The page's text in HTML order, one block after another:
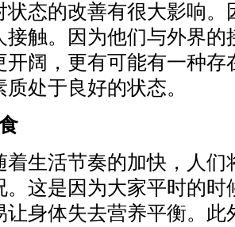
的改善有很大影响。
接触。因为他们与外界的
开阔，更有可能有一种存
质处于良好的状态。
活节奏的加快，人们
。这是因为大家平时的时
让身体失去营养平衡。此